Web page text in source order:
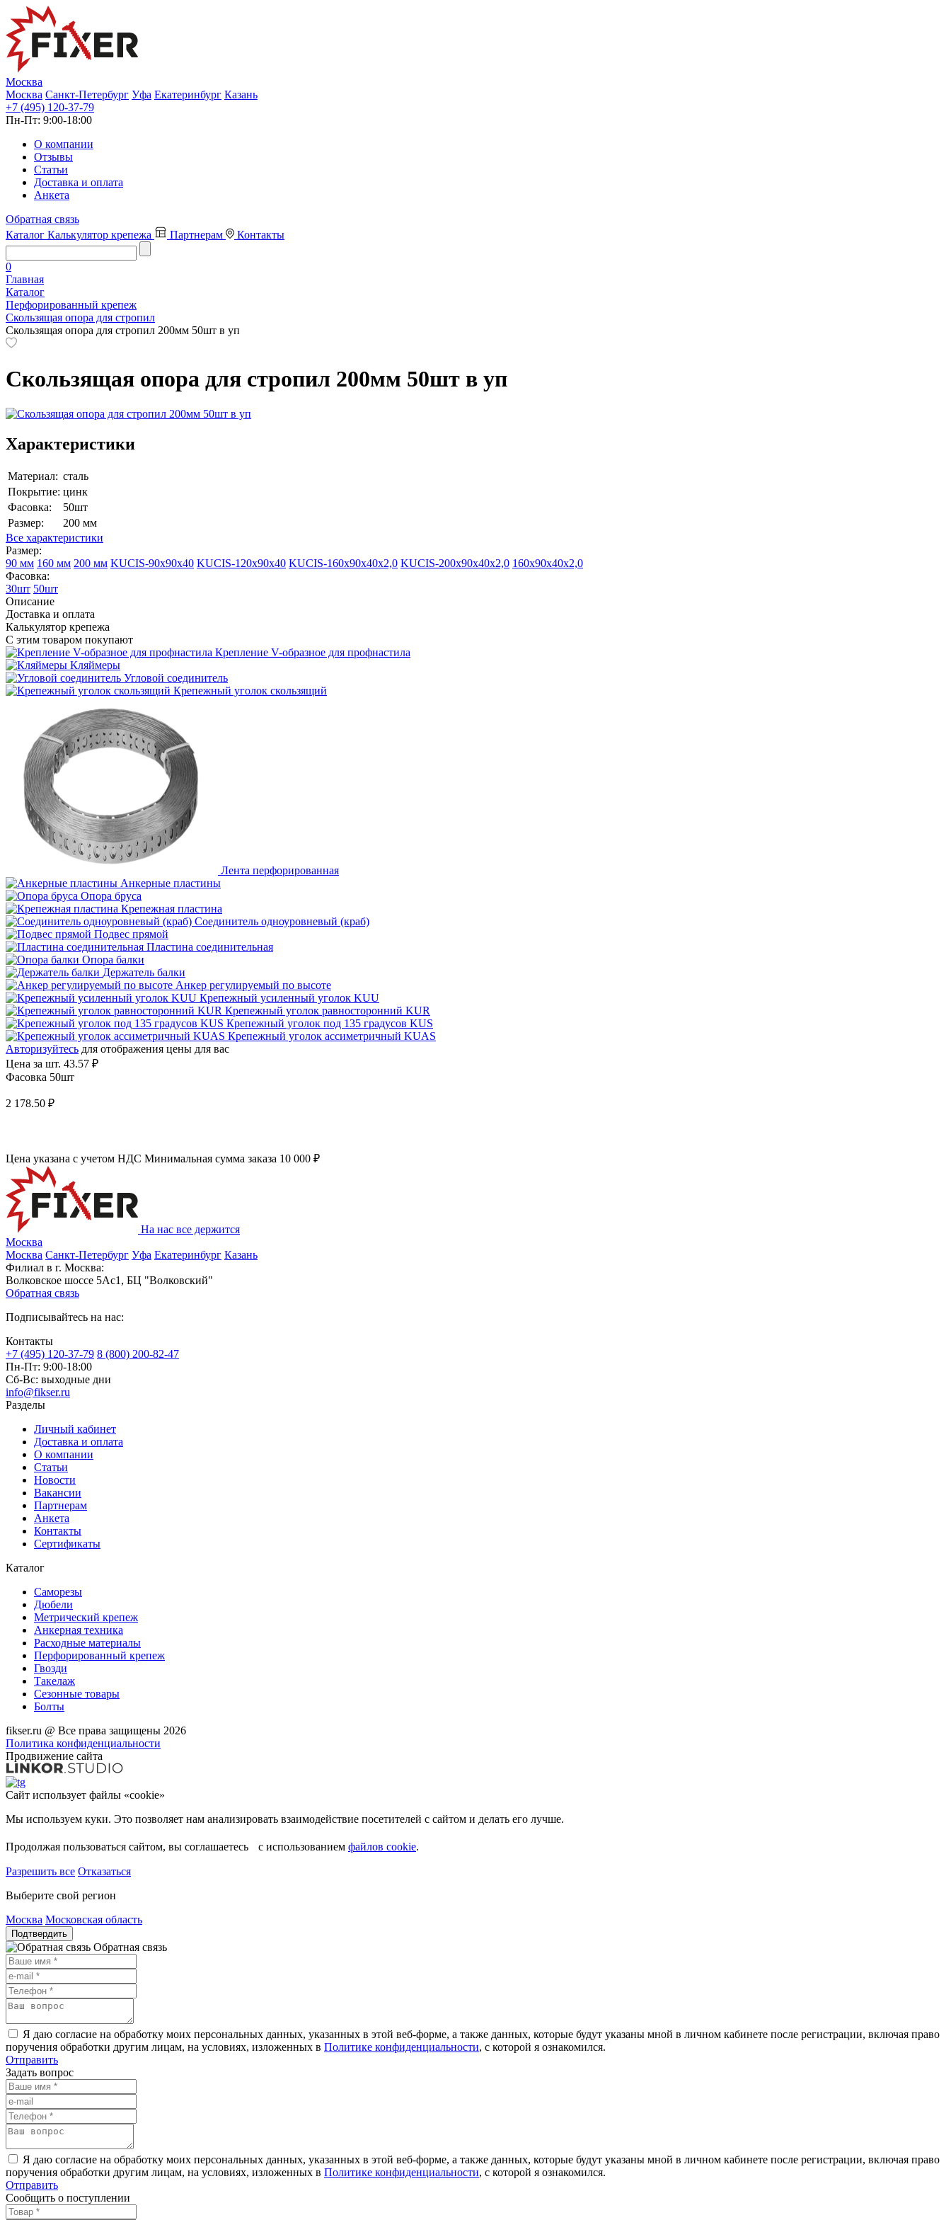
Москва
Москва Санкт-Петербург Уфа Екатеринбург Казань
+7 (495) 120-37-79
Пн-Пт: 9:00-18:00
О компании
Отзывы
Статьи
Доставка и оплата
Анкета
Обратная связь
Каталог Калькулятор крепежа Партнерам Контакты
0
Главная
Каталог
Перфорированный крепеж
Скользящая опора для стропил
Скользящая опора для стропил 200мм 50шт в уп
Скользящая опора для стропил 200мм 50шт в уп
Характеристики
Материал: сталь
Покрытие: цинк
Фасовка:
50шт
Размер:
200 мм
Все характеристики
Размер:
90 мм 160 мм 200 мм KUCIS-90х90х40 KUCIS-120х90х40 KUCIS-160х90х40х2,0 KUCIS-200х90х40х2,0 160х90х40х2,0
Фасовка:
30шт 50шт
Описание
Доставка и оплата
Калькулятор крепежа
С этим товаром покупают
Крепление V-образное для профнастила
Кляймеры
Угловой соединитель
Крепежный уголок скользящий
Лента перфорированная
Анкерные пластины
Опора бруса
Крепежная пластина
Соединитель одноуровневый (краб)
Подвес прямой
Пластина соединительная
Опора балки
Держатель балки
Анкер регулируемый по высоте
Крепежный усиленный уголок KUU
Крепежный уголок равносторонний KUR
Крепежный уголок под 135 градусов KUS
Крепежный уголок ассиметричный KUAS
Авторизуйтесь для отображения цены для вас
Цена за шт. 43.57 ₽
Фасовка 50шт
2 178.50 ₽
Цена указана с учетом НДС Минимальная сумма заказа 10 000 ₽
На нас все держится
Москва
Москва Санкт-Петербург Уфа Екатеринбург Казань
Филиал в г. Москва:
Волковское шоссе 5Ас1, БЦ "Волковский"
Обратная связь
Подписывайтесь на нас:
Контакты
+7 (495) 120-37-79 8 (800) 200-82-47
Пн-Пт: 9:00-18:00
Сб-Вс: выходные дни
info@fikser.ru
Разделы
Личный кабинет
Доставка и оплата
О компании
Статьи
Новости
Вакансии
Партнерам
Анкета
Контакты
Сертификаты
Каталог
Саморезы
Дюбели
Метрический крепеж
Анкерная техника
Расходные материалы
Перфорированный крепеж
Гвозди
Такелаж
Сезонные товары
Болты
fikser.ru @ Все права защищены 2026
Политика конфиденциальности
Продвижение сайта
Сайт использует файлы «cookie»
Мы используем куки. Это позволяет нам анализировать взаимодействие посетителей с сайтом и делать его лучше.
Продолжая пользоваться сайтом, вы соглашаетесь с использованием файлов cookie.
Разрешить все Отказаться
Выберите свой регион
Москва Московская область
Подтвердить
Обратная связь
Я даю согласие на обработку моих персональных данных, указанных в этой веб-форме, а также данных, которые будут указаны мной в личном кабинете после регистрации, включая право
поручения обработки другим лицам, на условиях, изложенных в Политике конфиденциальности, с которой я ознакомился.
Отправить
Задать вопрос
Я даю согласие на обработку моих персональных данных, указанных в этой веб-форме, а также данных, которые будут указаны мной в личном кабинете после регистрации, включая право
поручения обработки другим лицам, на условиях, изложенных в Политике конфиденциальности, с которой я ознакомился.
Отправить
Сообщить о поступлении